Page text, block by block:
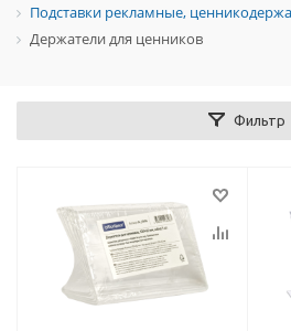
Подставки рекламные,
Держатели для ценников
Фильтр